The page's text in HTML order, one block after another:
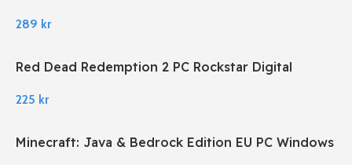
289 kr
Red Dead Redemption 2 PC Rockstar Digital
225 kr
Minecraft: Java & Bedrock Edition EU PC Windows